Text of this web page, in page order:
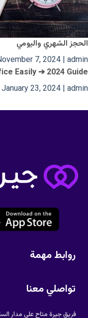
الحجز الشهري واليومي
7, 2024| admin
Easily ➔ 2024 Guide
January 23, 2024 | admin
تواصلي معنا
فريق جيرة متاح على مدار
روابط مهمة